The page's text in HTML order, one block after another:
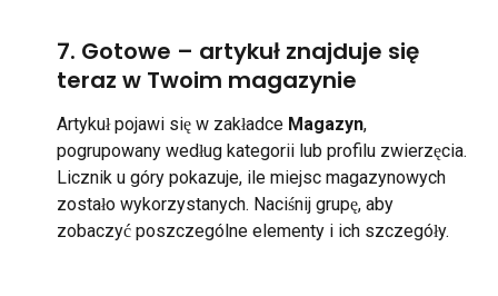
7. Gotowe – artykuł znajduje się
teraz w Twoim magazynie
Artykuł pojawi się w zakładce Magazyn,
pogrupowany według kategorii lub profilu zwierzęcia.
Licznik u góry pokazuje, ile miejsc magazynowych
zostało wykorzystanych. Naciśnij grupę, aby
zobaczyć poszczególne elementy i ich szczegóły.